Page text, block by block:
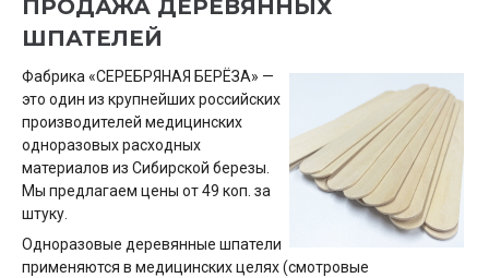
ПРОДАЖА ДЕРЕВЯННЫХ
ШПАТЕЛЕЙ
Фабрика «СЕРЕБРЯНАЯ БЕРЁЗА» —
это один из крупнейших российских
производителей медицинских
одноразовых расходных
материалов из Сибирской березы.
Мы предлагаем цены от 49 коп. за
штуку.
Одноразовые деревянные шпатели
применяются в медицинских целях (смотровые